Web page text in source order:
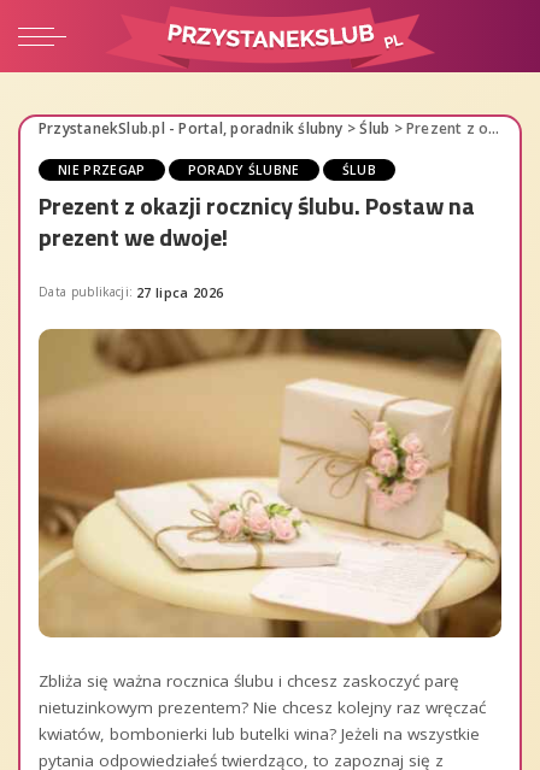
PrzystanekSlub.pl - Portal, poradnik ślubny >Ślub >Prezent z okazji rocznicy ślubu. Postaw na prezent we dwoje!
NIE PRZEGAP PORADY ŚLUBNE ŚLUB
Prezent z okazji rocznicy ślubu. Postaw na
prezent we dwoje!
Data publikacji: 27 lipca 2026
Zbliża się ważna rocznica ślubu i chcesz zaskoczyć parę
nietuzinkowym prezentem? Nie chcesz kolejny raz wręczać
kwiatów, bombonierki lub butelki wina? Jeżeli na wszystkie
pytania odpowiedziałeś twierdząco, to zapoznaj się z